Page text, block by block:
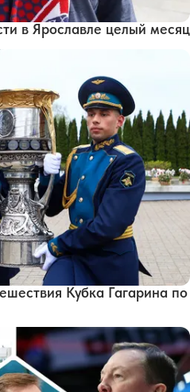
в Ярославле целый месяц
Кубка Гагарина по